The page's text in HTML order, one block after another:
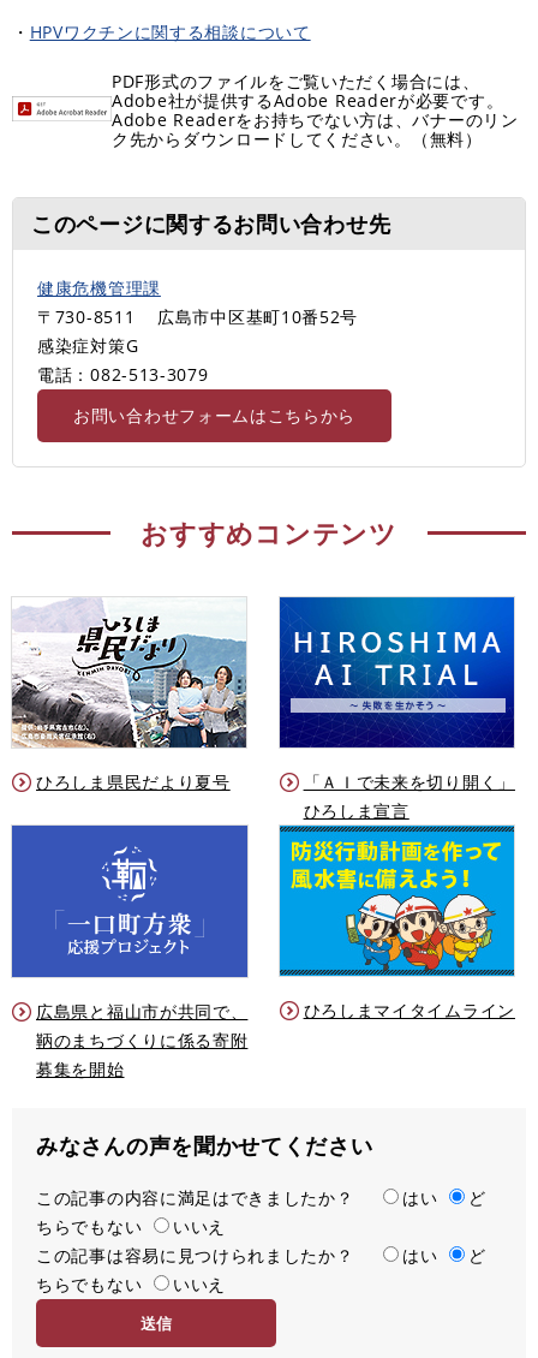
・ HPVワクチンに関する相談について
PDF形式のファイルをご覧いただく場合には、
Adobe社が提供するAdobe Readerが必要です。
Adobe Readerをお持ちでない方は、バナーのリン
ク先からダウンロードしてください。（無料）
このページに関するお問い合わせ先
健康危機管理課
〒730-8511
広島市中区基町10番52号
感染症対策G
電話：082-513-3079
お問い合わせフォームはこちらから
おすすめコンテンツ
ひろしま県民だより夏号
「ＡＩで未来を切り開く」
ひろしま宣言
広島県と福山市が共同で、
鞆のまちづくりに係る寄附
募集を開始
ひろしまマイタイムライン
みなさんの声を聞かせてください
満
足
度
この記事の内容に満足はできましたか？ はい
ど
ちらでもない
いいえ
容
易
この記事は容易に見つけられましたか？ はい
ど
ちらでもない
いいえ